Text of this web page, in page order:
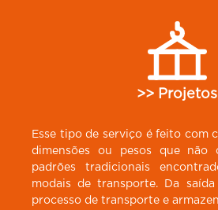
>> Projetos
Esse tipo de serviço é feito com
dimensões ou pesos que não
padrões tradicionais
modais de transporte. Da
processo de transporte e